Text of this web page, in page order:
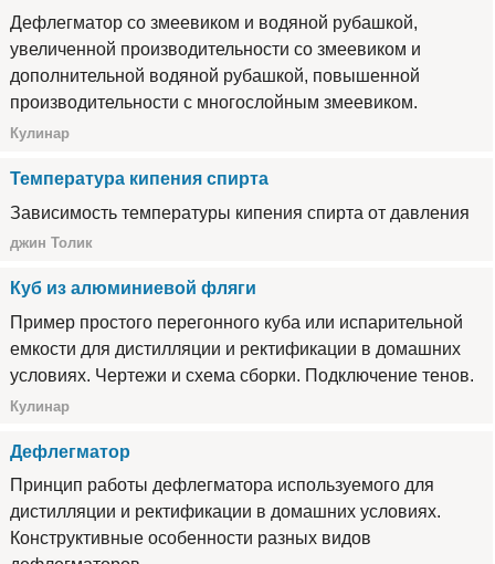
Дефлегматор со змеевиком и водяной рубашкой,
увеличенной производительности со змеевиком и
дополнительной водяной рубашкой, повышенной
производительности с многослойным змеевиком.
Кулинар
Температура кипения спирта
Зависимость температуры кипения спирта от давления
джин Толик
Куб из алюминиевой фляги
Пример простого перегонного куба или испарительной
емкости для дистилляции и ректификации в домашних
условиях. Чертежи и схема сборки. Подключение тенов.
Кулинар
Дефлегматор
Принцип работы дефлегматора используемого для
дистилляции и ректификации в домашних условиях.
Конструктивные особенности разных видов